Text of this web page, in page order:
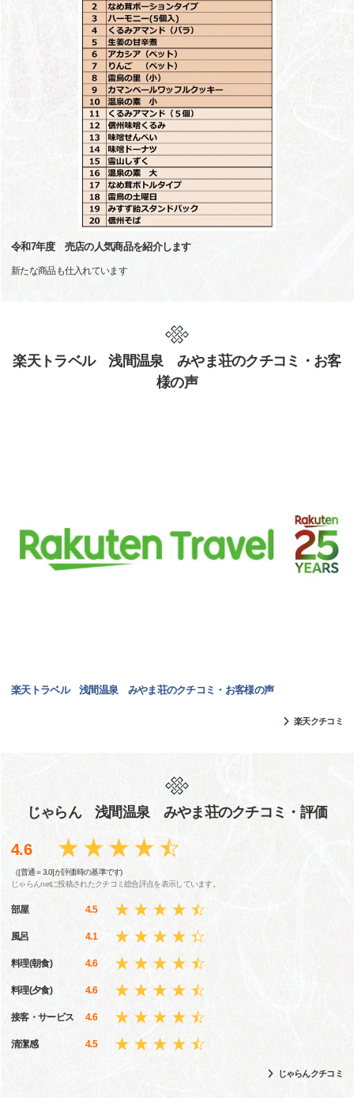
令和7年度 売店の人気商品を紹介します
新たな商品も仕入れています
楽天トラベル 浅間温泉 みやま荘のクチコミ・お客
様の声
楽天トラベル 浅間温泉 みやま荘のクチコミ・お客様の声
楽天クチコミ
じゃらん 浅間温泉 みやま荘のクチコミ・評価
4.6
（[普通＝3.0]が評価時の基準です)
じゃらんnetに投稿されたクチコミ総合評点を表示しています。
部屋 4.5
風呂 4.1
料理(朝食) 4.6
料理(夕食) 4.6
接客・サービス 4.6
清潔感 4.5
じゃらんクチコミ